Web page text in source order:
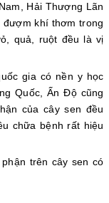
Hải Thượng Lãn
đượm khí thơm trong
quả, ruột đều là vị
gia có nền y học
Quốc, Ấn Độ cũng
của cây sen đều
chữa bệnh rất hiệu
trên cây sen có